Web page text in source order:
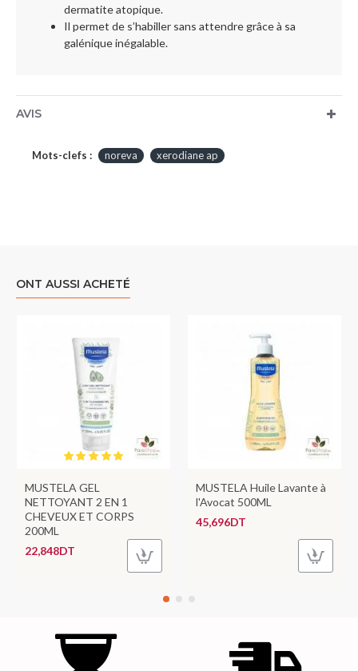
dermatite atopique.
Il permet de s’habiller sans attendre grâce à sa
galénique inégalable.
AVIS
Mots-clefs : noreva xerodiane ap
ONT AUSSI ACHETÉ
MUSTELA GEL
NETTOYANT 2 EN 1
CHEVEUX ET CORPS
200ML
22,848DT
MUSTELA Huile Lavante à
l'Avocat 500ML
45,696DT